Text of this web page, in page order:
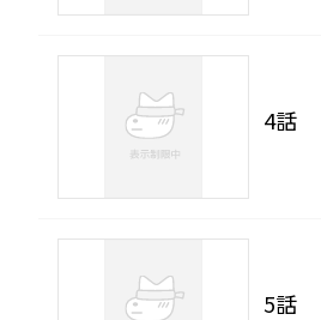
4話
5話